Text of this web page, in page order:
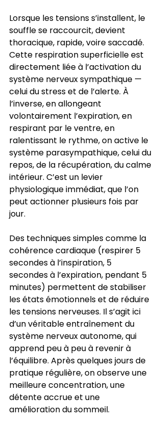
Lorsque les tensions s’installent, le
souffle se raccourcit, devient
thoracique, rapide, voire saccadé.
Cette respiration superficielle est
directement liée à l’activation du
système nerveux sympathique —
celui du stress et de l’alerte. À
l’inverse, en allongeant
volontairement l’expiration, en
respirant par le ventre, en
ralentissant le rythme, on active le
système parasympathique, celui du
repos, de la récupération, du calme
intérieur. C’est un levier
physiologique immédiat, que l’on
peut actionner plusieurs fois par
jour.
Des techniques simples comme la
cohérence cardiaque (respirer 5
secondes à l’inspiration, 5
secondes à l’expiration, pendant 5
minutes) permettent de stabiliser
les états émotionnels et de réduire
les tensions nerveuses. Il s’agit ici
d’un véritable entraînement du
système nerveux autonome, qui
apprend peu à peu à revenir à
l’équilibre. Après quelques jours de
pratique régulière, on observe une
meilleure concentration, une
détente accrue et une
amélioration du sommeil.